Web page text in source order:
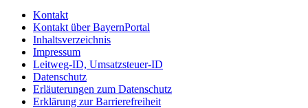
Kontakt
Kontakt über BayernPortal
Inhaltsverzeichnis
Impressum
Leitweg-ID, Umsatzsteuer-ID
Datenschutz
Erläuterungen zum Datenschutz
Erklärung zur Barrierefreiheit